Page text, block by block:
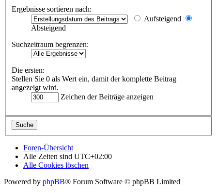
Ergebnisse sortieren nach:
Aufsteigend
Absteigend
Suchzeitraum begrenzen:
Die ersten:
Stellen Sie 0 als Wert ein, damit der komplette Beitrag
angezeigt wird.
Zeichen der Beiträge anzeigen
Foren-Übersicht
Alle Zeiten sind UTC+02:00
Alle Cookies löschen
Powered by phpBB® Forum Software © phpBB Limited